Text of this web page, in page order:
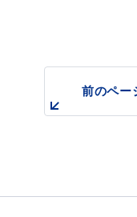
目的別の
前のペー